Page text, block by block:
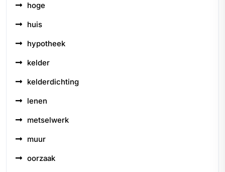
hoge
huis
hypotheek
kelder
kelderdichting
lenen
metselwerk
muur
oorzaak